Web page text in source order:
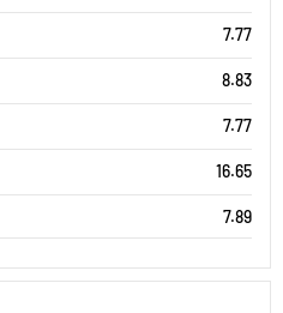
7.77
8.83
7.77
16.65
7.89